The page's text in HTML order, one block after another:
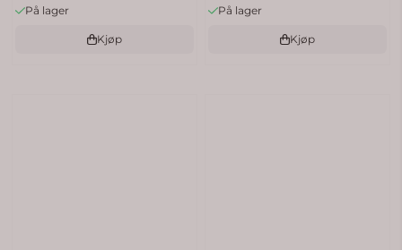
På lager
Kjøp
På lager
Kjøp